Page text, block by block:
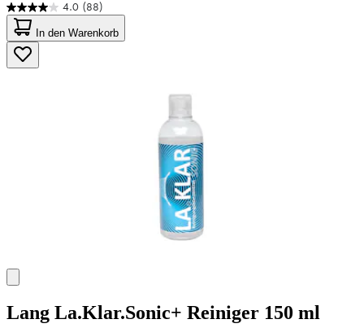
4.0 (88)
4.0
von
5
Sternen.
88
In den Warenkorb
Lang La.Klar.Sonic+ Reiniger 150 ml